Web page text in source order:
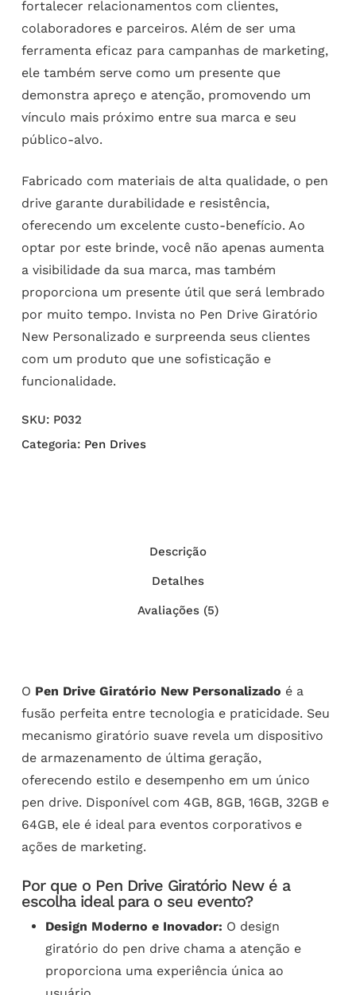
fortalecer relacionamentos com clientes,
colaboradores e parceiros. Além de ser uma
ferramenta eficaz para campanhas de marketing,
ele também serve como um presente que
demonstra apreço e atenção, promovendo um
vínculo mais próximo entre sua marca e seu
público-alvo.
Fabricado com materiais de alta qualidade, o pen
drive garante durabilidade e resistência,
oferecendo um excelente custo-benefício. Ao
optar por este brinde, você não apenas aumenta
a visibilidade da sua marca, mas também
proporciona um presente útil que será lembrado
por muito tempo. Invista no Pen Drive Giratório
New Personalizado e surpreenda seus clientes
com um produto que une sofisticação e
funcionalidade.
SKU: P032
Categoria: Pen Drives
Descrição
Detalhes
Avaliações (5)
O Pen Drive Giratório New Personalizado é a
fusão perfeita entre tecnologia e praticidade. Seu
mecanismo giratório suave revela um dispositivo
de armazenamento de última geração,
oferecendo estilo e desempenho em um único
pen drive. Disponível com 4GB, 8GB, 16GB, 32GB e
64GB, ele é ideal para eventos corporativos e
ações de marketing.
Por que o Pen Drive Giratório New é a
escolha ideal para o seu evento?
Design Moderno e Inovador: O design
giratório do pen drive chama a atenção e
proporciona uma experiência única ao